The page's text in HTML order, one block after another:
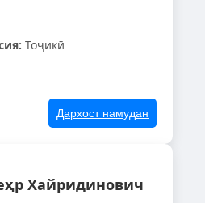
Тоҷикӣ
Дархост намудан
Хайридинович